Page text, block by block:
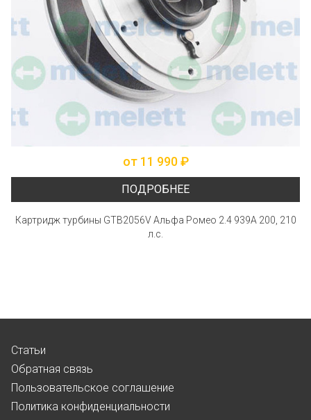
от 11 990 ₽
ПОДРОБНЕЕ
Картридж турбины GTB2056V Альфа Ромео 2.4 939А 200, 210
л.с.
Статьи
Обратная связь
Пользовательское соглашение
Политика конфиденциальности